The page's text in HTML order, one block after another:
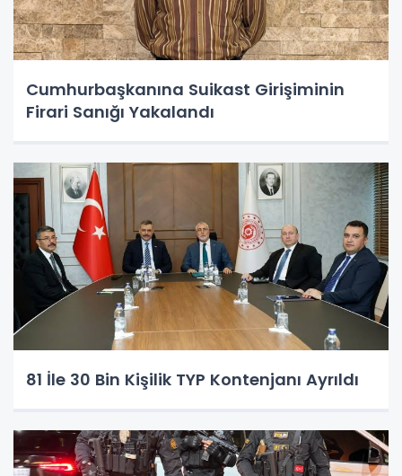
Cumhurbaşkanına Suikast Girişiminin
Firari Sanığı Yakalandı
81 İle 30 Bin Kişilik TYP Kontenjanı Ayrıldı